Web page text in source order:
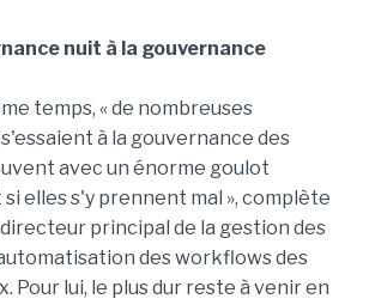
nuit à la gouvernance
temps, « de nombreuses
à la gouvernance des
avec un énorme goulot
elles s'y prennent mal », complète
directeur principal de la gestion des
des workflows des
Pour lui, le plus dur reste à venir en